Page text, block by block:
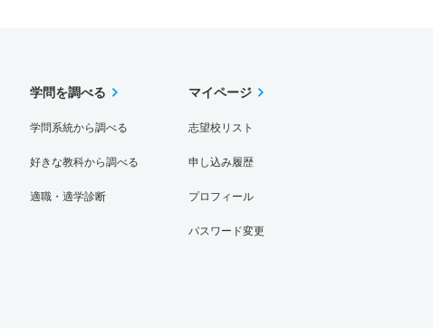
学問を調べる
学問系統から調べる
好きな教科から調べる
適職・適学診断
マイページ
志望校リスト
申し込み履歴
プロフィール
パスワード変更